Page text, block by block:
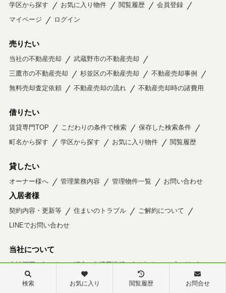
学区から探す
お気に入り物件 閲覧履歴
会員登録
マイページ
ログイン
売りたい
当社の不動産売却
武蔵野市の不動産売却
三鷹市の不動産売却
杉並区の不動産売却
不動産売却事例
無料売却査定依頼
不動産売却の流れ 不動産売却時の諸費用
借りたい
賃貸専門TOP こだわりの条件で検索
保存した検索条件
町名から探す
学区から探す お気に入り物件 閲覧履歴
貸したい
オーナー様へ 管理業務内容 管理物件一覧 お問い合わせ
入居者様
契約内容・更新等 住まいのトラブル
ご解約について
LINEでお問い合わせ
当社について
会社概要 スタッフ紹介 採用情報
お知らせ・ブログ
お問い合わせ
個人情報保護方針
検索 お気に入り 閲覧履歴 お問合せ